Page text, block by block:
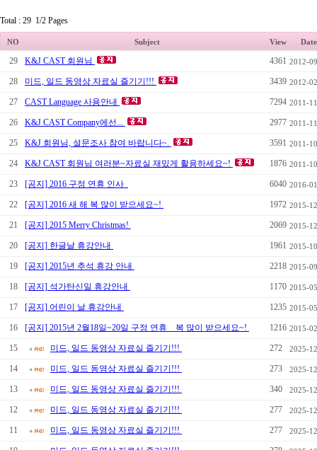
Total : 29 1/2 Pages
NO Subject View Date
29 K&J CAST 회원님 4361 2012-
28 미드, 일드 동영상 자료실 즐기기!!! 3439 2012-
27 CAST Language 사용안내 7294 2011-
26 K&J CAST Company에선... 2977 2011-
25 K&J 회원님, 설문조사 참여 바랍니다~. 3591 2011-
24 K&J CAST 회원님 여러분~자료실 재밌게 활용하세요~! 1876 2011-
23 [공지] 2016 구정 연휴 인사 6040 2016-
22 [공지] 2016 새 해 복 많이 받으세요~! 1972 2015-
21 [공지] 2015 Merry Christmas! 2069 2015-
20 [공지] 한글날 휴강안내 1961 2015-
19 [공지] 2015년 추석 휴강 안내 2218 2015-
18 [공지] 석가탄신일 휴강안내 1170 2015-
17 [공지] 어린이 날 휴강안내 1235 2015-
16 [공지] 2015년 2월18일~20일 구정 연휴 _ 복 많이 받으세요~! 1216 2015-
15 미드, 일드 동영상 자료실 즐기기!!! 272 2025-
14 미드, 일드 동영상 자료실 즐기기!!! 273 2025-
13 미드, 일드 동영상 자료실 즐기기!!! 340 2025-
12 미드, 일드 동영상 자료실 즐기기!!! 277 2025-
11 미드, 일드 동영상 자료실 즐기기!!! 277 2025-